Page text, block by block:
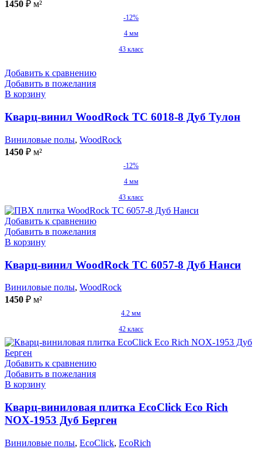
1450 ₽ м²
-12%
4 мм
43 класс
Добавить к сравнению
Добавить в пожелания
В корзину
Кварц-винил WoodRock TC 6018-8 Дуб Тулон
Виниловые полы, WoodRock
1450 ₽ м²
-12%
4 мм
43 класс
Добавить к сравнению
Добавить в пожелания
В корзину
Кварц-винил WoodRock TC 6057-8 Дуб Нанси
Виниловые полы, WoodRock
1450 ₽ м²
4.2 мм
42 класс
Добавить к сравнению
Добавить в пожелания
В корзину
Кварц-виниловая плитка EcoClick Eco Rich
NOX-1953 Дуб Берген
Виниловые полы, EcoClick, EcoRich